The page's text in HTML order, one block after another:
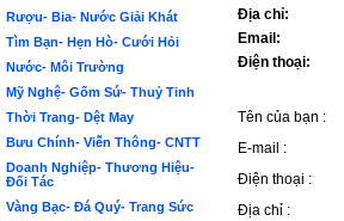
Rượu- Bia- Nước Giải Khát
Tìm Bạn- Hẹn Hò- Cưới Hỏi
Nước- Môi Trường
Mỹ Nghệ- Gốm Sứ- Thuỷ Tinh
Thời Trang- Dệt May
Bưu Chính- Viễn Thông- CNTT
Doanh Nghiệp- Thương Hiệu-
Đối Tác
Vàng Bạc- Đá Quý- Trang Sức
Địa chỉ:
Email:
Điện thoại:
Tên của bạn :
E-mail :
Điện thoại :
Địa chỉ :